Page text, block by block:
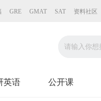
GRE GMAT SAT 资料社区
英语 公开课